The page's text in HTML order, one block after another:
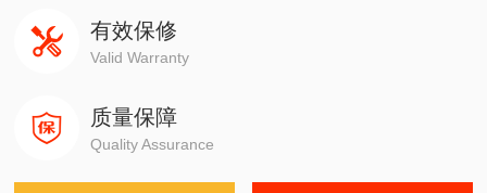
有效保修
Valid Warranty
质量保障
Quality Assurance